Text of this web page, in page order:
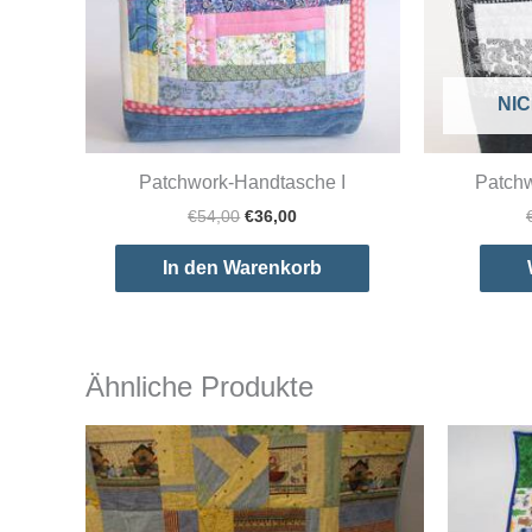
Patchwork-Handtasche I
€54,00 Ursprünglicher
€54,00
€36,00Aktueller
ist:
€36,00.
In den Warenkorb
Ähnliche Produkte